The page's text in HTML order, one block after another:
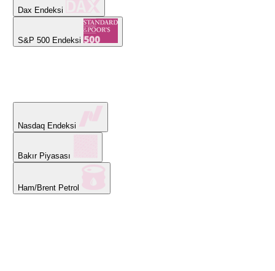
Dax Endeksi
S&P 500 Endeksi
Nasdaq Endeksi
Bakır Piyasası
Ham/Brent Petrol